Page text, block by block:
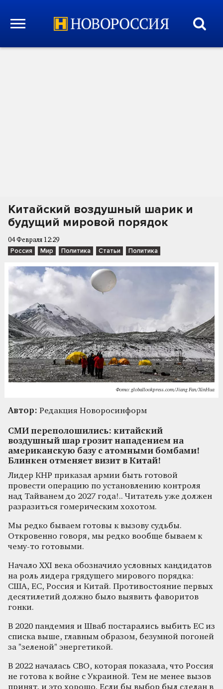
Китайский воздушный шарик и
будущий мировой порядок
04 Февраля 12:29
Россия Мир Политика Статьи Политика
Фото: globallookpress.com/Jiang Fan/XinHua
Автор: Редакция Новоросинформ
СМИ переполошились: китайский
воздушный шар грозит нападением на
американскую базу с атомными бомбами!
Блинкен отменяет визит в Китай!
Лидер КНР приказал армии быть готовой
провести операцию по установлению контроля
над Тайванем до 2027 года!.. Читатель уже должен
разразиться гомерическим хохотом.
Мы редко бываем готовы к вызову судьбы.
Откровенно говоря, мы редко вообще бываем к
чему-то готовыми.
Начало XXI века обозначило условных кандидатов
на роль лидера грядущего мирового порядка:
США, ЕС, Россия и Китай. Противостояние первых
десятилетий должно было выявить фаворитов
гонки.
В 2020 пандемия и Шваб постарались выбить ЕС из
списка выше, главным образом, безумной погоней
за "зеленой" энергетикой.
В 2022 началась СВО, которая показала, что Россия
не готова к войне с Украиной. Тем не менее вызов
принят, и это хорошо. Если бы выбор был сделан в